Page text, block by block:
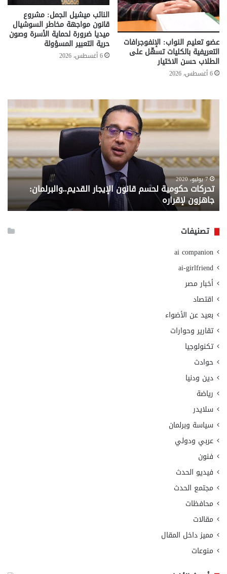
عضو تعليم النواب: الإنفوجرافات
التعريفية بالكليات تسهّل على
الطلاب حسن الاختيار
6 أغسطس، 2026
النائب ميشيل الجمل: مشروع
قانون مواجهة مخاطر السوشيال
ميديا ضرورة لحماية الأسرة وصون
حرية التعبير المسؤولة
6 أغسطس، 2026
تحركات
حكومية
لحسم
قانون
القديم..والبرلمان:
جاهزون
لإقراره
7 يوليو، 2020
تحركات حكومية لحسم قانون الإيجار القديم..والبرلمان:
جاهزون لإقراره
..
من
تصنيفات
ai companion
ai-girlfriend
أخبار مصر
اقتصاد
بعيد عن الأضواء
تقارير وحوارات
تكنولوجيا
حوادث
دين ودنيا
رياضة
سلايدر
سياسة وبرلمان
عربي ودولي
فنون
فيديو الحدث
مجتمع الحدث
محافظات
مقالات
مميز داخل المقال
منوعات